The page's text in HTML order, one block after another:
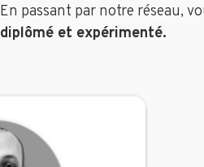
En passant par notre réseau,
diplômé et expérimenté.